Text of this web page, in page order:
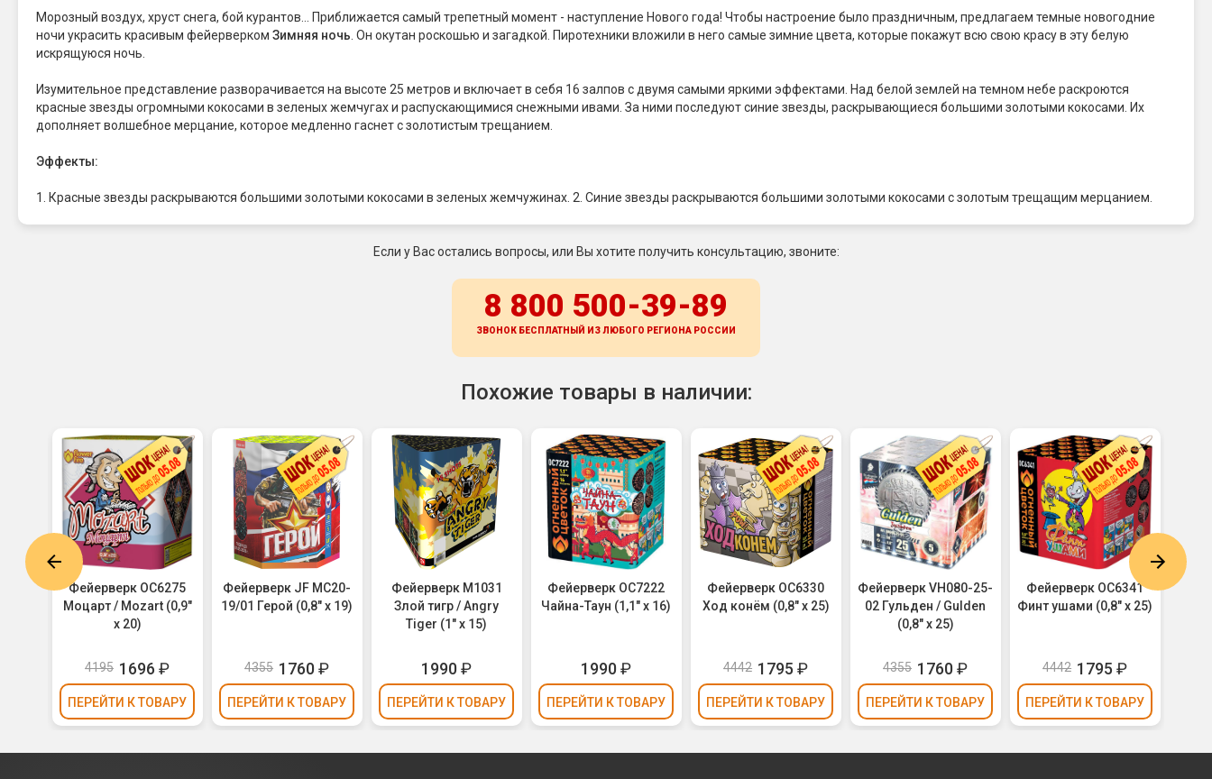
Морозный воздух, хруст снега, бой курантов... Приближается самый трепетный момент - наступление Нового года! Чтобы настроение было праздничным, предлагаем темные новогодние
ночи украсить красивым фейерверком Зимняя ночь . Он окутан роскошью и загадкой. Пиротехники вложили в него самые зимние цвета, которые покажут всю свою красу в эту белую
искрящуюся ночь.
Изумительное представление разворачивается на высоте 25 метров и включает в себя 16 залпов с двумя самыми яркими эффектами. Над белой землей на темном небе раскроются
красные звезды огромными кокосами в зеленых жемчугах и распускающимися снежными ивами. За ними последуют синие звезды, раскрывающиеся большими золотыми кокосами. Их
дополняет волшебное мерцание, которое медленно гаснет с золотистым трещанием.
Эффекты:
1. Красные звезды раскрываются большими золотыми кокосами в зеленых жемчужинах. 2. Синие звезды раскрываются большими золотыми кокосами с золотым трещащим мерцанием.
Если у Вас остались вопросы, или Вы хотите получить консультацию, звоните:
8 800 500-39-89
ЗВОНОК БЕСПЛАТНЫЙ ИЗ ЛЮБОГО РЕГИОНА РОССИИ
Похожие товары в наличии:
Фейерверк ОС6275
Моцарт / Mozart (0,9"
х 20)
4195 1696 ₽
ПЕРЕЙТИ К ТОВАРУ
Фейерверк JF MC20-
19/01 Герой (0,8" х 19)
4355 1760₽
ПЕРЕЙТИ К ТОВАРУ
Фейерверк M1031
Злой тигр / Angry
Tiger (1" х 15)
1990₽
ПЕРЕЙТИ К ТОВАРУ
Фейерверк ОС7222
Чайна-Таун (1,1" х 16)
1990₽
ПЕРЕЙТИ К ТОВАРУ
Фейерверк ОС6330
Ход конём (0,8" х 25)
4442 1795 ₽
ПЕРЕЙТИ К ТОВАРУ
Фейерверк VH080-25-
02 Гульден / Gulden
(0,8" х 25)
4355 1760₽
ПЕРЕЙТИ К ТОВАРУ
Фейерверк ОС6341
Финт ушами (0,8" х 25)
4442 1795 ₽
ПЕРЕЙТИ К ТОВАРУ